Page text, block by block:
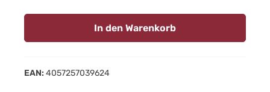
In den Warenkorb
EAN: 4057257039624